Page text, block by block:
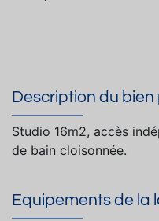
Description du
Studio 16m2, accès
de bain cloisonnée.
Equipements de la